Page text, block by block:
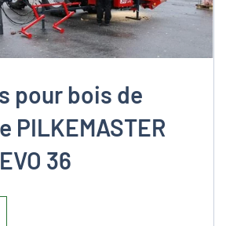
pour bois de
PILKEMASTER
36